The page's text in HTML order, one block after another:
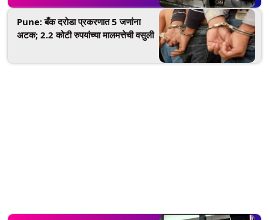
Pune: बँक दरोडा प्रकरणात 5 जणांना
अटक; 2.2 कोटी रुपयांच्या मालमत्तेची वसुली